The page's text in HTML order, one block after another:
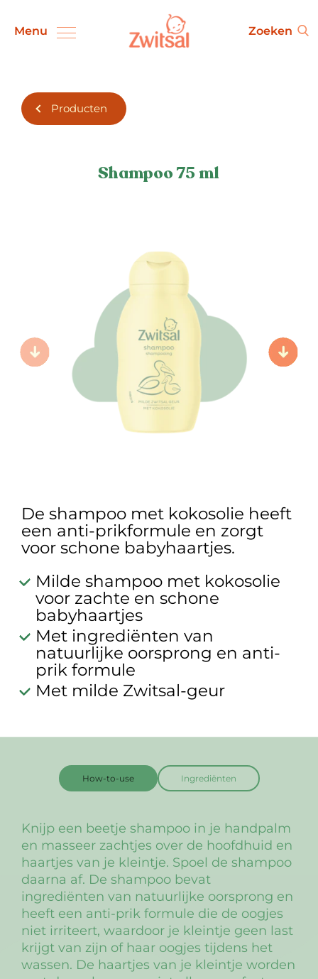
Menu Zoeken
Zwitsal Products
De shampoo met kokosolie heeft
een anti-prikformule en zorgt
voor schone babyhaartjes.
Milde shampoo met kokosolie
voor zachte en schone
babyhaartjes
Met ingrediënten van
natuurlijke oorsprong en anti-
prik formule
Met milde Zwitsal-geur
Producten
Shampoo 75 ml
How-to-use Ingrediënten
Knijp een beetje shampoo in je handpalm
en masseer zachtjes over de hoofdhuid en
haartjes van je kleintje. Spoel de shampoo
daarna af. De shampoo bevat
ingrediënten van natuurlijke oorsprong en
heeft een anti-prik formule die de oogjes
niet irriteert, waardoor je kleintje geen last
krijgt van zijn of haar oogjes tijdens het
wassen. De haartjes van je kleintje worden